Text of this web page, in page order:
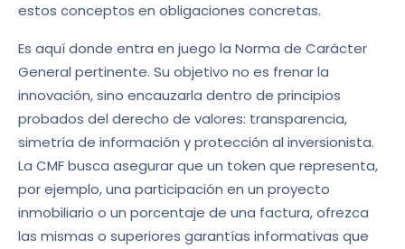
estos conceptos en obligaciones concretas.
Es aquí donde entra en juego la Norma de Carácter
General pertinente. Su objetivo no es frenar la
innovación, sino encauzarla dentro de principios
probados del derecho de valores: transparencia,
simetría de información y protección al inversionista.
La CMF busca asegurar que un token que representa,
por ejemplo, una participación en un proyecto
inmobiliario o un porcentaje de una factura, ofrezca
las mismas o superiores garantías informativas que